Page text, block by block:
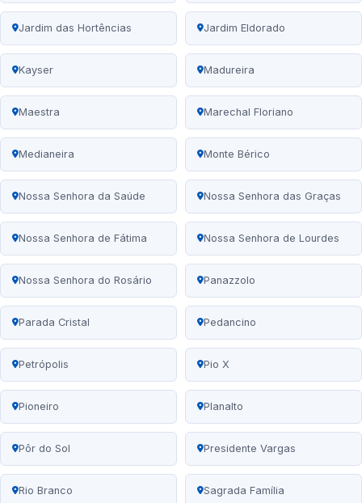
Jardim das Hortências Jardim Eldorado
Kayser Madureira
Maestra Marechal Floriano
Medianeira Monte Bérico
Nossa Senhora da Saúde Nossa Senhora das Graças
Nossa Senhora de Fátima Nossa Senhora de Lourdes
Nossa Senhora do Rosário Panazzolo
Parada Cristal Pedancino
Petrópolis Pio X
Pioneiro Planalto
Pôr do Sol Presidente Vargas
Rio Branco Sagrada Família